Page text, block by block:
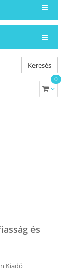
Keresés
0
és
Kiadó